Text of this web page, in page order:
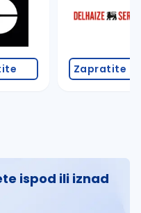
Zapratite
ispod ili iznad